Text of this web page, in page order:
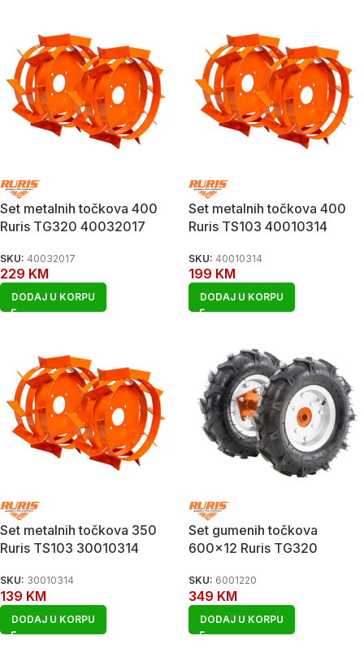
Set metalnih točkova 400
Ruris TG320 40032017
SKU: 40032017
229 KM
DODAJ U KORPU
Set metalnih točkova 400
Ruris TS103 40010314
SKU: 40010314
199 KM
DODAJ U KORPU
Set metalnih točkova 350
Ruris TS103 30010314
SKU: 30010314
139 KM
DODAJ U KORPU
Set gumenih točkova
600×12 Ruris TG320
SKU: 6001220
349 KM
DODAJ U KORPU